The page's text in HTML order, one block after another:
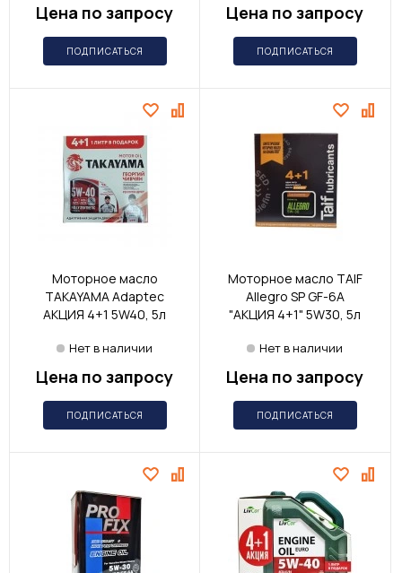
Цена по запросу
ПОДПИСАТЬСЯ
Цена по запросу
ПОДПИСАТЬСЯ
Моторное масло
TAKAYAMA Adaptec
АКЦИЯ 4+1 5W40, 5л
Нет в наличии
Цена по запросу
ПОДПИСАТЬСЯ
Моторное масло TAIF
Allegro SP GF-6A
"АКЦИЯ 4+1" 5W30, 5л
Нет в наличии
Цена по запросу
ПОДПИСАТЬСЯ